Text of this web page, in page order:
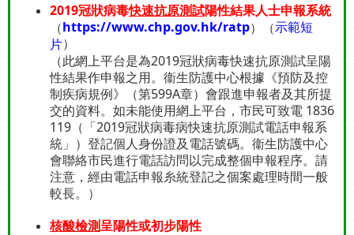
2019冠狀病毒快速抗原測試陽性結果人士申報系統
（https://www.chp.gov.hk/ratp）（示範短
片）
（此網上平台是為2019冠狀病毒快速抗原測試呈陽
性結果作申報之用。衞生防護中心根據《預防及控
制疾病規例》（第599A章）會跟進申報者及其所提
交的資料。如未能使用網上平台，市民可致電 1836
119（「2019冠狀病毒病快速抗原測試電話申報系
統」）登記個人身份證及電話號碼。衞生防護中心
會聯絡市民進行電話訪問以完成整個申報程序。請
注意，經由電話申報糸統登記之個案處理時間一般
較長。）
核酸檢測呈陽性或初步陽性